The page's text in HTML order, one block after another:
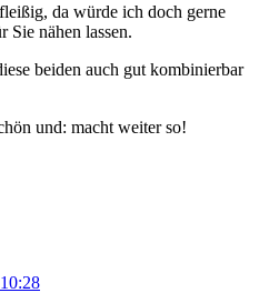
da würde ich doch gerne
Sie nähen lassen.
beiden auch gut kombinierbar
und: macht weiter so!